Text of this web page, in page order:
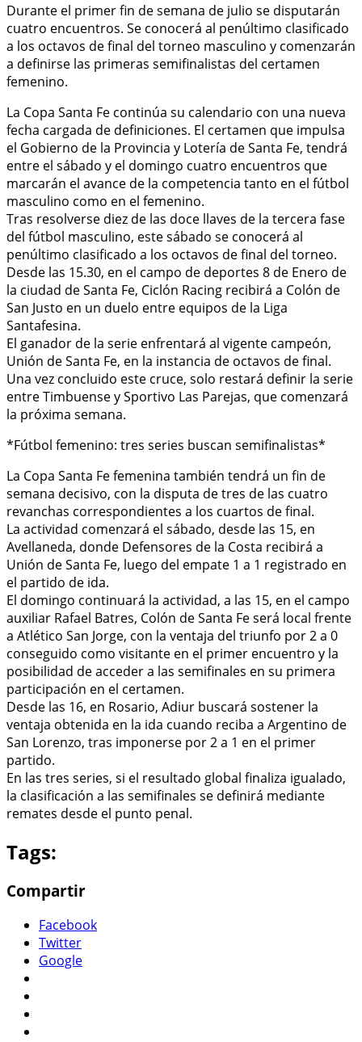
Durante el primer fin de semana de julio se disputarán
cuatro encuentros. Se conocerá al penúltimo clasificado
a los octavos de final del torneo masculino y comenzarán
a definirse las primeras semifinalistas del certamen
femenino.
La Copa Santa Fe continúa su calendario con una nueva
fecha cargada de definiciones. El certamen que impulsa
el Gobierno de la Provincia y Lotería de Santa Fe, tendrá
entre el sábado y el domingo cuatro encuentros que
marcarán el avance de la competencia tanto en el fútbol
masculino como en el femenino.
Tras resolverse diez de las doce llaves de la tercera fase
del fútbol masculino, este sábado se conocerá al
penúltimo clasificado a los octavos de final del torneo.
Desde las 15.30, en el campo de deportes 8 de Enero de
la ciudad de Santa Fe, Ciclón Racing recibirá a Colón de
San Justo en un duelo entre equipos de la Liga
Santafesina.
El ganador de la serie enfrentará al vigente campeón,
Unión de Santa Fe, en la instancia de octavos de final.
Una vez concluido este cruce, solo restará definir la serie
entre Timbuense y Sportivo Las Parejas, que comenzará
la próxima semana.
*Fútbol femenino: tres series buscan semifinalistas*
La Copa Santa Fe femenina también tendrá un fin de
semana decisivo, con la disputa de tres de las cuatro
revanchas correspondientes a los cuartos de final.
La actividad comenzará el sábado, desde las 15, en
Avellaneda, donde Defensores de la Costa recibirá a
Unión de Santa Fe, luego del empate 1 a 1 registrado en
el partido de ida.
El domingo continuará la actividad, a las 15, en el campo
auxiliar Rafael Batres, Colón de Santa Fe será local frente
a Atlético San Jorge, con la ventaja del triunfo por 2 a 0
conseguido como visitante en el primer encuentro y la
posibilidad de acceder a las semifinales en su primera
participación en el certamen.
Desde las 16, en Rosario, Adiur buscará sostener la
ventaja obtenida en la ida cuando reciba a Argentino de
San Lorenzo, tras imponerse por 2 a 1 en el primer
partido.
En las tres series, si el resultado global finaliza igualado,
la clasificación a las semifinales se definirá mediante
remates desde el punto penal.
Tags:
Compartir
Facebook
Twitter
Google